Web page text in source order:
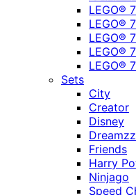
LEGO®
LEGO®
LEGO®
LEGO®
LEGO®
Sets
City
Creator
Disney
Friends
Harry
Ninjago
Speed